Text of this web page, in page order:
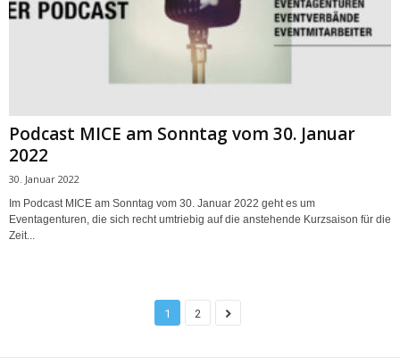
Podcast MICE am Sonntag vom 30. Januar
2022
30. Januar 2022
Im Podcast MICE am Sonntag vom 30. Januar 2022 geht es um
Eventagenturen, die sich recht umtriebig auf die anstehende Kurzsaison für die
Zeit...
1 2